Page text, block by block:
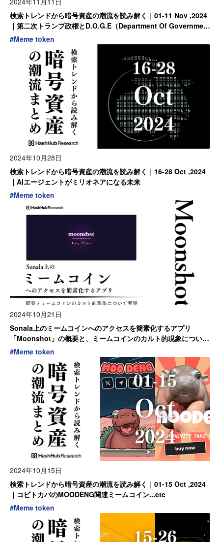
検索トレンドから暗号資産の潮流を読み解く｜01-11 Nov ,2024
｜第二次トランプ政権とD.O.G.E（Department Of Government
Efficiency /政府効率化省）
#Meme token
2024年10月28日
検索トレンドから暗号資産の潮流を読み解く｜16-28 Oct ,2024
｜AIエージェントがミリオネアになる未来
#Meme token
2024年10月21日
Sonala上のミームコインへのアクセスを簡素化するアプリ
「Moonshot」の概要と、ミームコインのカルト的現象について
考察
#Meme token
2024年10月15日
検索トレンドから暗号資産の潮流を読み解く｜01-15 Oct ,2024
｜コビトカバのMOODENG関連ミームコイン...etc
#Meme token